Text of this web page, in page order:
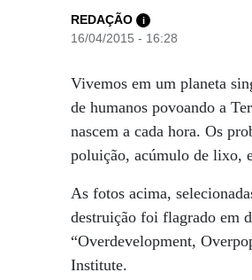
REDAÇÃO i
16/04/2015 - 16:28
Vivemos em um planeta
de humanos povoando a
nascem a cada hora. Os
poluição, acúmulo de lixo,
As fotos acima,
destruição foi flagrado em
“Overdevelopment,
Institute.